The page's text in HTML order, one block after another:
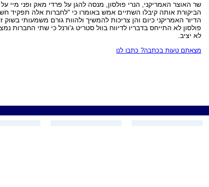
שר האוצר האמריקני, הנרי פולסון, מנסה להגן על פרדי מאק ופני מיי
הביקורת אותה קיבלו השתיים אמש באומרו כי "לחברות אלה תפקיד
הדיור האמריקני כיום והן צריכות להמשיך ולהוות גורם משמעותי בשוק
פולסון לא התייחס בדבריו לדיווח בוול סטריט ג'ורנל כי שתי החברות
לא יציב.
מצאתם טעות בכתבה? כתבו לנו